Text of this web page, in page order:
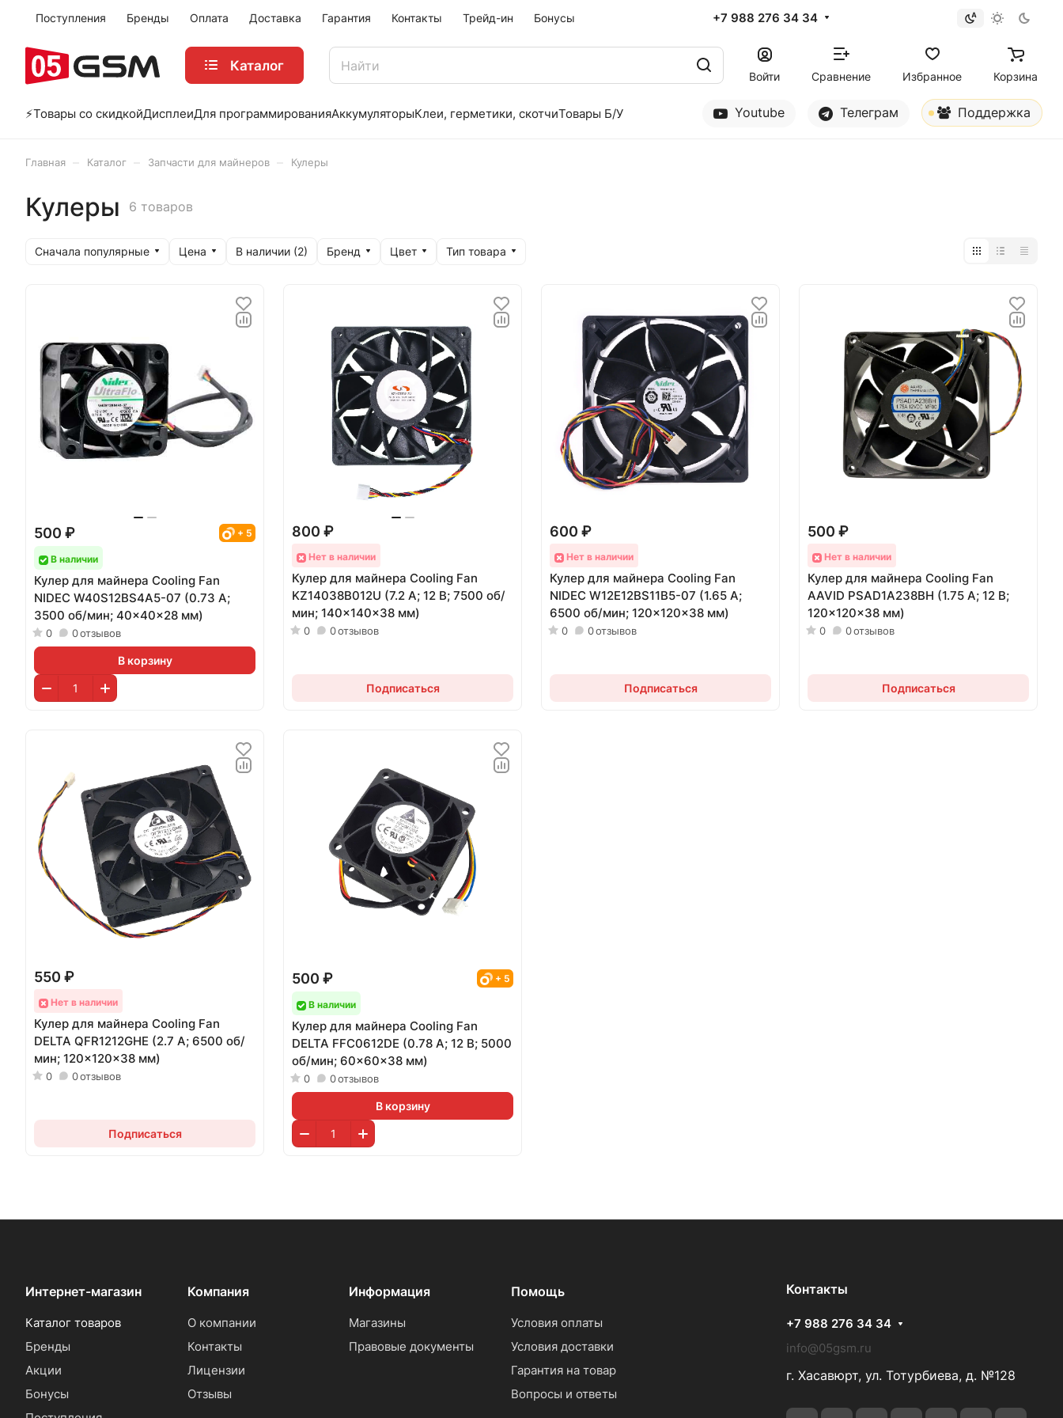
Поступления Бренды Оплата Доставка Гарантия Контакты Трейд-ин Бонусы +7 988 276 34 34
Каталог
Войти Сравнение Избранное Корзина
⚡️Товары со скидкойДисплеиДля программированияАккумуляторыКлеи, герметики, скотчиТовары Б/У Youtube Телеграм Поддержка
Главная Каталог Запчасти для майнеров Кулеры
Кулеры 6 товаров
Сначала популярные Цена В наличии (2) Бренд Цвет Тип товара
500 ₽ + 5
В наличии
Кулер для майнера Cooling Fan
NIDEC W40S12BS4A5-07 (0.73 А;
3500 об/мин; 40x40x28 мм)
0 0отзывов
В корзину
800 ₽
Нет в наличии
Кулер для майнера Cooling Fan
KZ14038B012U (7.2 А; 12 В; 7500 об/
мин; 140x140x38 мм)
0 0отзывов
Подписаться
600 ₽
Нет в наличии
Кулер для майнера Cooling Fan
NIDEC W12E12BS11B5-07 (1.65 А;
6500 об/мин; 120x120x38 мм)
0 0отзывов
Подписаться
500 ₽
Нет в наличии
Кулер для майнера Cooling Fan
AAVID PSAD1A238BH (1.75 А; 12 В;
120x120x38 мм)
0 0отзывов
Подписаться
550 ₽
Нет в наличии
Кулер для майнера Cooling Fan
DELTA QFR1212GHE (2.7 А; 6500 об/
мин; 120x120x38 мм)
0 0отзывов
Подписаться
500 ₽ + 5
В наличии
Кулер для майнера Cooling Fan
DELTA FFC0612DE (0.78 А; 12 В; 5000
об/мин; 60x60x38 мм)
0 0отзывов
В корзину
Интернет-магазин
Каталог товаров
Бренды
Акции
Бонусы
Компания
О компании
Контакты
Лицензии
Отзывы
Информация
Магазины
Правовые документы
Помощь
Условия оплаты
Условия доставки
Гарантия на товар
Вопросы и ответы
Контакты
+7 988 276 34 34
info@05gsm.ru
г. Хасавюрт, ул. Тотурбиева, д. №128